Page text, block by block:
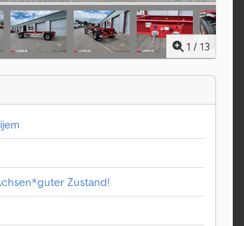
1 / 13
Zustand!